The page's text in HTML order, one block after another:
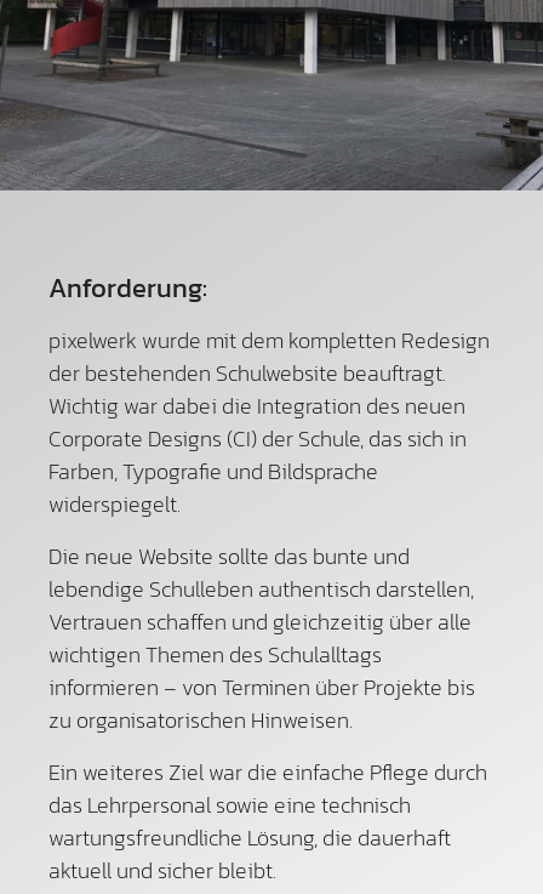
Anforderung:
pixelwerk wurde mit dem kompletten Redesign
der bestehenden Schulwebsite beauftragt.
Wichtig war dabei die Integration des neuen
Corporate Designs (CI) der Schule, das sich in
Farben, Typografie und Bildsprache
widerspiegelt.
Die neue Website sollte das bunte und
lebendige Schulleben authentisch darstellen,
Vertrauen schaffen und gleichzeitig über alle
wichtigen Themen des Schulalltags
informieren – von Terminen über Projekte bis
zu organisatorischen Hinweisen.
Ein weiteres Ziel war die einfache Pflege durch
das Lehrpersonal sowie eine technisch
wartungsfreundliche Lösung, die dauerhaft
aktuell und sicher bleibt.